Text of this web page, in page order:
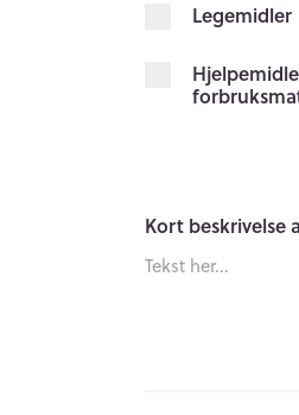
Legemidler
Kort beskrivelse